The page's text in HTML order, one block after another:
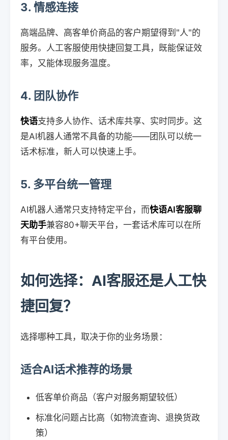
3. 情感连接
高端品牌、高客单价商品的客户期望得到"人"的
服务。人工客服使用快捷回复工具，既能保证效
率，又能体现服务温度。
4. 团队协作
快语支持多人协作、话术库共享、实时同步。这
是AI机器人通常不具备的功能——团队可以统一
话术标准，新人可以快速上手。
5. 多平台统一管理
AI机器人通常只支持特定平台，而快语AI客服聊
天助手兼容80+聊天平台，一套话术库可以在所
有平台使用。
如何选择：AI客服还是人工快
捷回复？
选择哪种工具，取决于你的业务场景：
适合AI话术推荐的场景
低客单价商品（客户对服务期望较低）
标准化问题占比高（如物流查询、退换货政
策）